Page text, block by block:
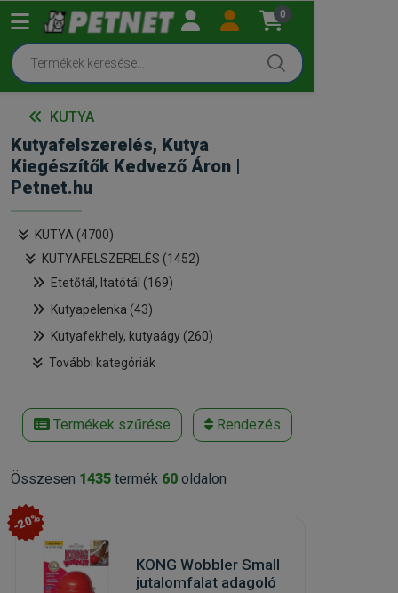
0
KUTYA
Kutyafelszerelés, Kutya
Kiegészítők Kedvező Áron |
Petnet.hu
KUTYA (4700)
KUTYAFELSZERELÉS (1452)
Etetőtál, Itatótál (169)
Kutyapelenka (43)
Kutyafekhely, kutyaágy (260)
További kategóriák
Termékek szűrése Rendezés
Összesen 1435 termék 60 oldalon
-20%
KONG Wobbler Small
jutalomfalat adagoló